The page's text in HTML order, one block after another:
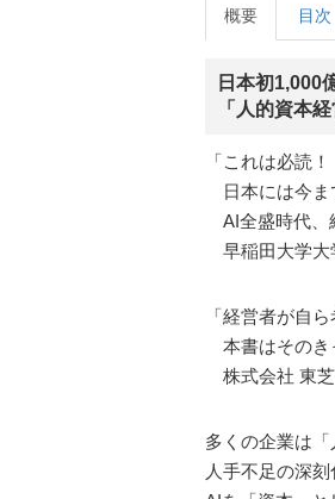
概要 目次
日本初1,000
「人的資本
「これは必読！
日本には今ま
AI全盛時代、
早稲田大学大
「経営者が自
本書はそのき
株式会社 東
多くの企業は
人手不足の深